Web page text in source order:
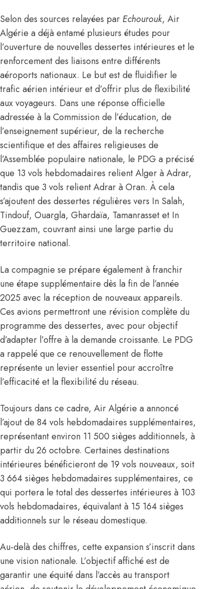
Selon des sources relayées par Echourouk, Air
Algérie a déjà entamé plusieurs études pour
l’ouverture de nouvelles dessertes intérieures et le
renforcement des liaisons entre différents
aéroports nationaux. Le but est de fluidifier le
trafic aérien intérieur et d’offrir plus de flexibilité
aux voyageurs. Dans une réponse officielle
adressée à la Commission de l’éducation, de
l’enseignement supérieur, de la recherche
scientifique et des affaires religieuses de
l’Assemblée populaire nationale, le PDG a précisé
que 13 vols hebdomadaires relient Alger à Adrar,
tandis que 3 vols relient Adrar à Oran. À cela
s’ajoutent des dessertes régulières vers In Salah,
Tindouf, Ouargla, Ghardaïa, Tamanrasset et In
Guezzam, couvrant ainsi une large partie du
territoire national.
La compagnie se prépare également à franchir
une étape supplémentaire dès la fin de l’année
2025 avec la réception de nouveaux appareils.
Ces avions permettront une révision complète du
programme des dessertes, avec pour objectif
d’adapter l’offre à la demande croissante. Le PDG
a rappelé que ce renouvellement de flotte
représente un levier essentiel pour accroître
l’efficacité et la flexibilité du réseau.
Toujours dans ce cadre, Air Algérie a annoncé
l’ajout de 84 vols hebdomadaires supplémentaires,
représentant environ 11 500 sièges additionnels, à
partir du 26 octobre. Certaines destinations
intérieures bénéficieront de 19 vols nouveaux, soit
3 664 sièges hebdomadaires supplémentaires, ce
qui portera le total des dessertes intérieures à 103
vols hebdomadaires, équivalant à 15 164 sièges
additionnels sur le réseau domestique.
Au-delà des chiffres, cette expansion s’inscrit dans
une vision nationale. L’objectif affiché est de
garantir une équité dans l’accès au transport